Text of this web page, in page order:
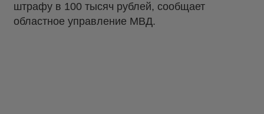
штрафу в 100 тысяч рублей, сообщает
областное управление МВД.